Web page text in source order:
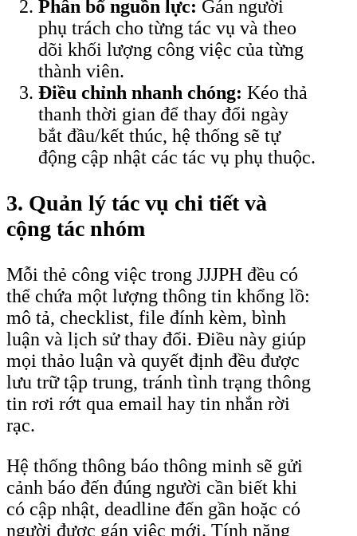
Phân bổ nguồn lực: Gán người
phụ trách cho từng tác vụ và theo
dõi khối lượng công việc của từng
thành viên.
Điều chỉnh nhanh chóng: Kéo thả
thanh thời gian để thay đổi ngày
bắt đầu/kết thúc, hệ thống sẽ tự
động cập nhật các tác vụ phụ thuộc.
3. Quản lý tác vụ chi tiết và
cộng tác nhóm
Mỗi thẻ công việc trong JJJPH đều có
thể chứa một lượng thông tin khổng lồ:
mô tả, checklist, file đính kèm, bình
luận và lịch sử thay đổi. Điều này giúp
mọi thảo luận và quyết định đều được
lưu trữ tập trung, tránh tình trạng thông
tin rơi rớt qua email hay tin nhắn rời
rạc.
Hệ thống thông báo thông minh sẽ gửi
cảnh báo đến đúng người cần biết khi
có cập nhật, deadline đến gần hoặc có
người được gán việc mới. Tính năng